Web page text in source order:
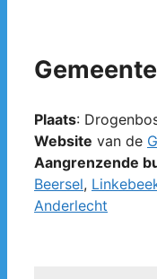
Plaats:
Website van de
Aangrenzende
Beersel,
Anderlecht